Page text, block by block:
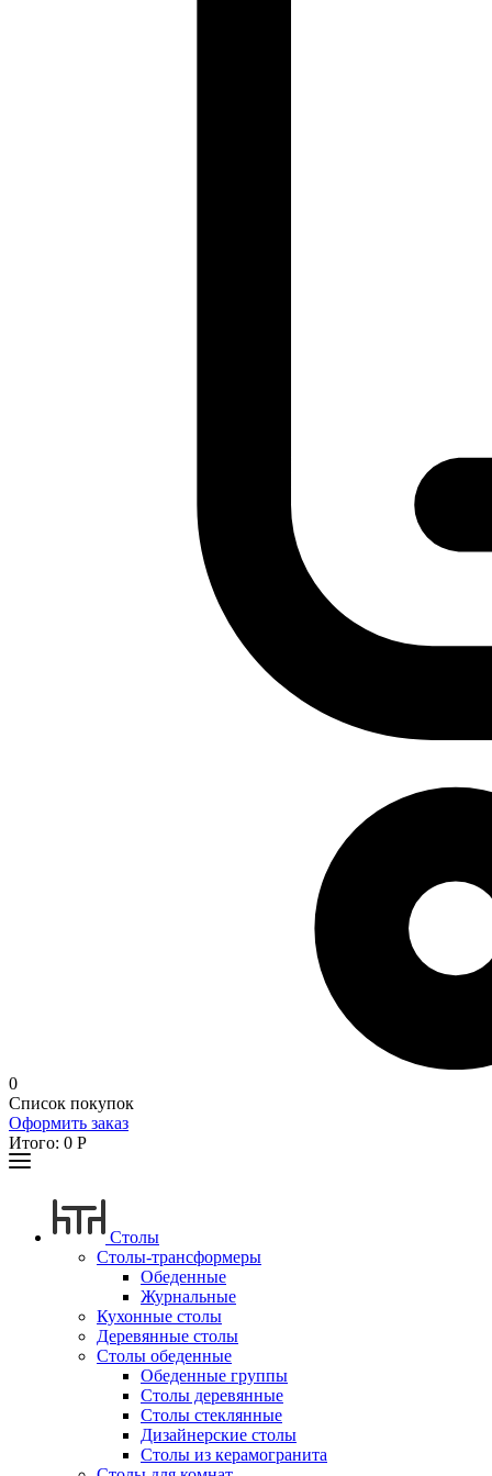
0
Список покупок
Оформить заказ
Итого: 0 Р
Столы
Столы-трансформеры
Обеденные
Журнальные
Кухонные столы
Деревянные столы
Столы обеденные
Обеденные группы
Столы деревянные
Столы стеклянные
Дизайнерские столы
Столы из керамогранита